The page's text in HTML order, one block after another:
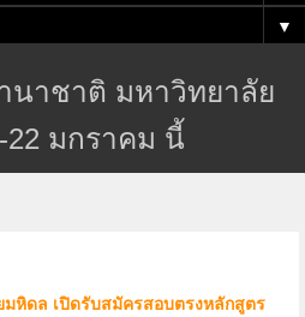
▼
นาชาติ มหาวิทยาลัย
มกราคม นี้
หิดล เปิดรับสมัครสอบตรงหลักสูตร